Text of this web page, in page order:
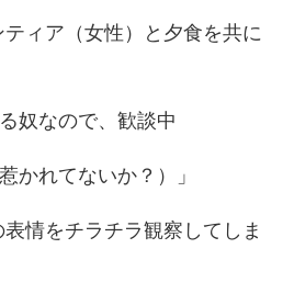
ィア（女性）と夕食を共に
奴なので、歓談中
かれてないか？）」
情をチラチラ観察してしま